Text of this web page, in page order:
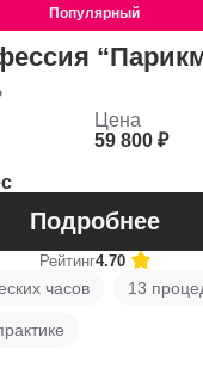
Популярный
Цена
59 800 ₽
Подробнее
Рейтинг4.70
часов 13